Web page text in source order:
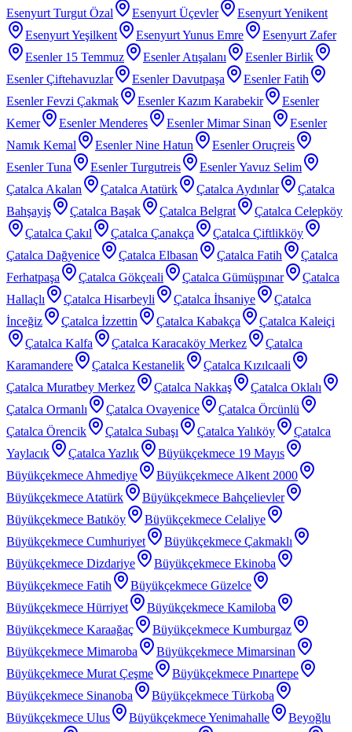
Esenyurt Turgut Özal
Esenyurt Üçevler
Esenyurt Yenikent
Esenyurt Yeşilkent
Esenyurt Yunus Emre
Esenyurt Zafer
Esenler 15 Temmuz
Esenler Atışalanı
Esenler Birlik
Esenler Çiftehavuzlar
Esenler Davutpaşa
Esenler Fatih
Esenler Fevzi Çakmak
Esenler Kazım Karabekir
Esenler
Kemer
Esenler Menderes Esenler Mimar Sinan
Esenler
Namık Kemal
Esenler Nine Hatun
Esenler Oruçreis
Esenler Tuna
Esenler Turgutreis
Esenler Yavuz Selim
Çatalca Akalan
Çatalca Atatürk Çatalca Aydınlar
Çatalca
Bahşayiş
Çatalca Başak Çatalca Belgrat
Çatalca Celepköy
Çatalca Çakıl
Çatalca Çanakça
Çatalca Çiftlikköy
Çatalca Dağyenice
Çatalca Elbasan Çatalca Fatih
Çatalca
Ferhatpaşa
Çatalca Gökçeali Çatalca Gümüşpınar
Çatalca
Hallaçlı
Çatalca Hisarbeyli Çatalca İhsaniye
Çatalca
İnceğiz
Çatalca İzzettin Çatalca Kabakça
Çatalca Kaleiçi
Çatalca Kalfa
Çatalca Karacaköy Merkez
Çatalca
Karamandere
Çatalca Kestanelik
Çatalca Kızılcaali
Çatalca Muratbey Merkez
Çatalca Nakkaş
Çatalca Oklalı
Çatalca Ormanlı
Çatalca Ovayenice
Çatalca Örcünlü
Çatalca Örencik
Çatalca Subaşı Çatalca Yalıköy
Çatalca
Yaylacık
Çatalca Yazlık
Büyükçekmece 19 Mayıs
Büyükçekmece Ahmediye
Büyükçekmece Alkent 2000
Büyükçekmece Atatürk
Büyükçekmece Bahçelievler
Büyükçekmece Batıköy
Büyükçekmece Celaliye
Büyükçekmece Cumhuriyet
Büyükçekmece Çakmaklı
Büyükçekmece Dizdariye
Büyükçekmece Ekinoba
Büyükçekmece Fatih
Büyükçekmece Güzelce
Büyükçekmece Hürriyet
Büyükçekmece Kamiloba
Büyükçekmece Karaağaç
Büyükçekmece Kumburgaz
Büyükçekmece Mimaroba
Büyükçekmece Mimarsinan
Büyükçekmece Murat Çeşme
Büyükçekmece Pınartepe
Büyükçekmece Sinanoba
Büyükçekmece Türkoba
Büyükçekmece Ulus
Büyükçekmece Yenimahalle
Beyoğlu